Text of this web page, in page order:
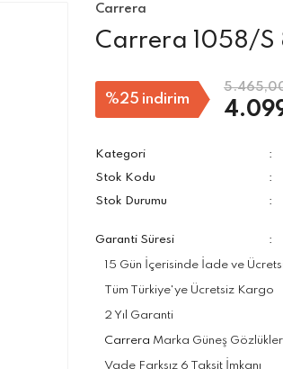
Carrera
Carrera 1058/S
%25 indirim
Kategori
Stok Kodu
Stok Durumu
Garanti Süresi
15 Gün İçerisinde İade ve
Tüm Türkiye'ye Ücretsiz Kargo
2 Yıl Garanti
Carrera Marka Güneş
Vade Farksız 6 Taksit İmkanı